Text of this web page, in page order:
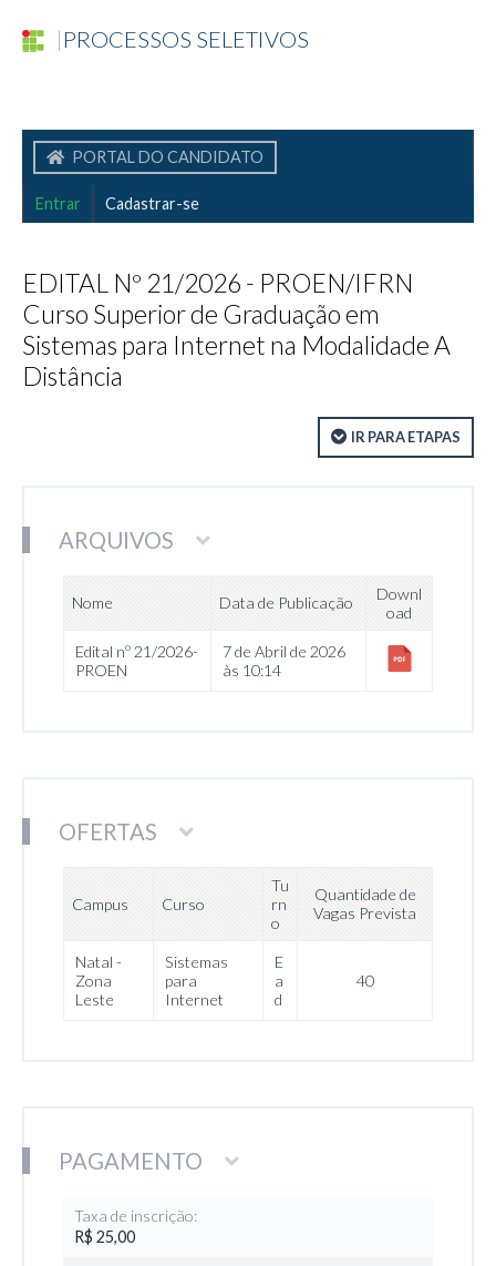
| PROCESSOS SELETIVOS
PORTAL DO CANDIDATO
Entrar Cadastrar-se
EDITAL Nº 21/2026 - PROEN/IFRN
Curso Superior de Graduação em
Sistemas para Internet na Modalidade A
Distância
IR PARA ETAPAS
ARQUIVOS
Nome Data de Publicação
Downl
oad
Edital nº 21/2026-
PROEN
7 de Abril de 2026
às 10:14
OFERTAS
Campus Curso
Tu
rn
o
Quantidade de
Vagas Prevista
Natal -
Zona
Leste
Sistemas
para
Internet
E
a
d
40
PAGAMENTO
Taxa de inscrição:
R$ 25,00